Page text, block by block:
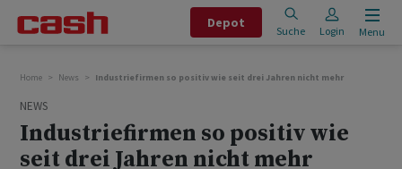
Depot
Suche Login Menu
Home News Industriefirmen so positiv wie seit drei Jahren nicht mehr
NEWS
Industriefirmen so positiv wie
seit drei Jahren nicht mehr